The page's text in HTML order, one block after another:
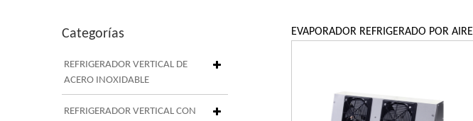
Categorías
REFRIGERADOR VERTICAL DE
ACERO INOXIDABLE
REFRIGERADOR VERTICAL CON
EVAPORADOR REFRIGERADO POR